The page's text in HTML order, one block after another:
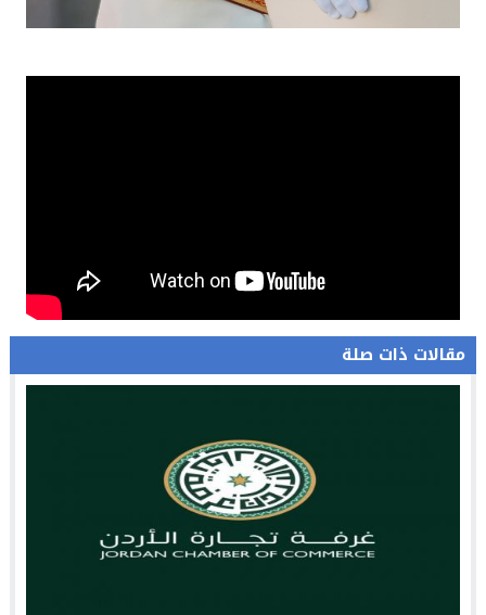
مقالات ذات صلة